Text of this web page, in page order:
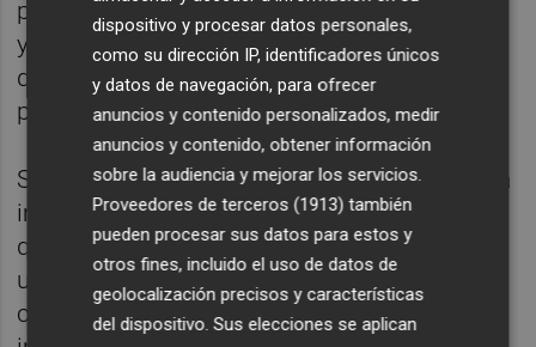
pronto lo hizo experimentando con texturas,
y desde siempre ha tenido como eje central
de su filmografía explotar las fronteras
preestablecidas de la imagen.
Su cine es, por naturaleza, metacrítico con la
imagen y desde ahí ha podido mirar no solo
qué estaba pasando con esta sino imaginar
utopías de la imagen, aunque pocas se han
cumplido. Qué mas da, si lo importante es
dispositivo y procesar datos personales,
como su dirección IP, identificadores únicos
y datos de navegación, para ofrecer
anuncios y contenido personalizados, medir
anuncios y contenido, obtener información
sobre la audiencia y mejorar los servicios.
Proveedores de terceros (1913) también
pueden procesar sus datos para estos y
otros fines, incluido el uso de datos de
geolocalización precisos y características
del dispositivo. Sus elecciones se aplican